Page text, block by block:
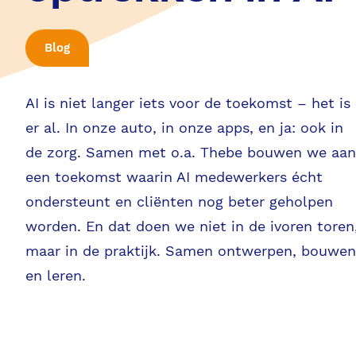
Blog
AI is niet langer iets voor de toekomst – het is
er al. In onze auto, in onze apps, en ja: ook in
de zorg. Samen met o.a. Thebe bouwen we aan
een toekomst waarin AI medewerkers écht
ondersteunt en cliënten nog beter geholpen
worden. En dat doen we niet in de ivoren
maar in de praktijk. Samen ontwerpen, bouwen
en leren.